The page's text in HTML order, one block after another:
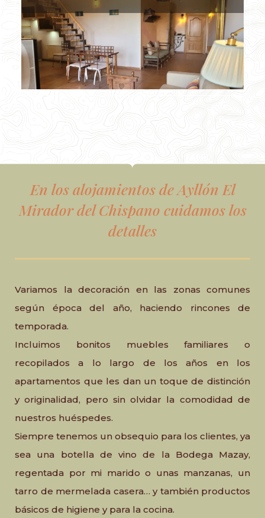
En los alojamientos de Ayllón El
Mirador del Chispano cuidamos los
detalles
Variamos la decoración en las zonas comunes
según época del año, haciendo rincones de
temporada.
Incluimos bonitos muebles familiares o
recopilados a lo largo de los años en los
apartamentos que les dan un toque de distinción
y originalidad, pero sin olvidar la comodidad de
nuestros huéspedes.
Siempre tenemos un obsequio para los clientes, ya
sea una botella de vino de la Bodega Mazay,
regentada por mi marido o unas manzanas, un
tarro de mermelada casera… y también productos
básicos de higiene y para la cocina.